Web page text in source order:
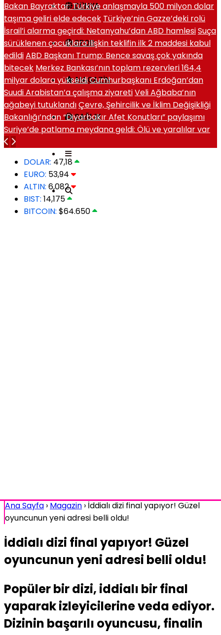
DÜNYA
SPOR
MAGAZIN
SAĞLIK
Bakan Bayraktar: Türkiye anlaşmayla 500 milyon dolar
taşıma geliri elde edecek Türkiye’nin Gazze’deki rolü
İsrail’i alarma geçirdi: Netanyahu’dan ABD hamlesiSuça
sürüklenen çocuklara ilişkin teklifin ilk 2 maddesi kabul
edildiABD Başkanı Trump: Bence savaş çok yakında
bitecek Merkez Bankası’nın toplam rezervleri 164,4
milyar dolara yükseldiCumhurbaşkanı Erdoğan’dan
Suudi Arabistan’a çalışma ziyaretiVeli Ağbaba’nın
ağabeyi tutuklandıÇevre, Şehircilik ve İklim Değişikliği
Bakanlığı’ndan “Diyarbakır Afet Konutları” paylaşımı
Suriye’de patlama meydana geldi: Ölü ve yaralılar var
DOLAR: 47,18
EURO: 53,94
ALTIN: 6,082
BIST: 14,175
BITCOIN: $64.650
Ana Sayfa › Magazin › İddialı dizi final yapıyor! Güzel
oyuncunun yeni adresi belli oldu!
İddialı dizi final yapıyor! Güzel
oyuncunun yeni adresi belli oldu!
Popüler bir dizi, iddialı bir final
yaparak izleyicilerine veda ediyor.
Dizinin başarılı oyuncusu, finalin